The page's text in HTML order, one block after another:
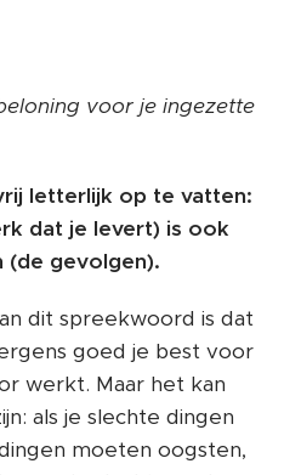
voor je ingezette
letterlijk op te vatten:
dat je levert) is ook
(de gevolgen).
dit spreekwoord is dat
goed je best voor
werkt. Maar het kan
als je slechte dingen
moeten oogsten,